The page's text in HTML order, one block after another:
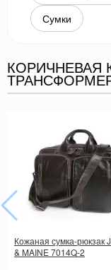
Сумки
КОРИЧНЕВАЯ
ТРАНСФОРМЕР
Кожаная сумка-рюкзак
& MAINE 7014Q-2